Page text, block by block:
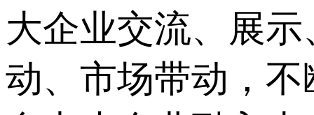
大企业交流、展
动、市场带动，